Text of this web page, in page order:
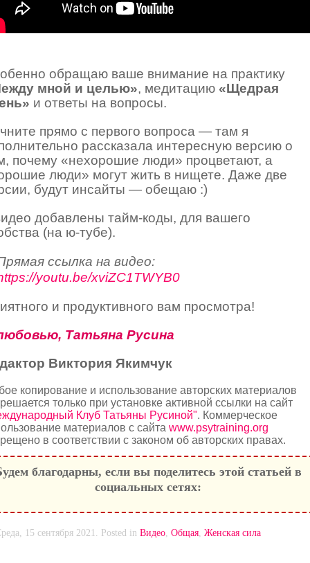
обращаю ваше внимание на практику
мной и целью», медитацию «Щедрая
и ответы на вопросы.
прямо с первого вопроса — там я
рассказала интересную версию о
почему «нехорошие люди» процветают, а
люди» могут жить в нищете. Даже две
будут инсайты — обещаю :)
добавлены тайм-коды, для вашего
(на ю-тубе).
ссылка на видео:
youtu.be/xviZC1TWYB0
и продуктивного вам просмотра!
Татьяна Русина
Виктория Якимчук
копирование и использование авторских материалов
только при установке активной ссылки на сайт
Клуб Татьяны Русиной". Коммерческое
материалов с сайта www.psytraining.org
в соответствии с законом об авторских правах.
благодарны, если вы поделитесь этой статьей в
социальных сетях:
15 сентября 2021. Posted in Видео, Общая, Женская сила